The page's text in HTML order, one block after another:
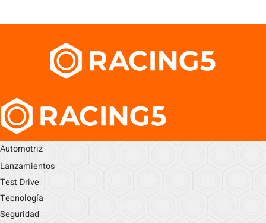
Automotriz
Lanzamientos
Test Drive
Tecnología
Seguridad